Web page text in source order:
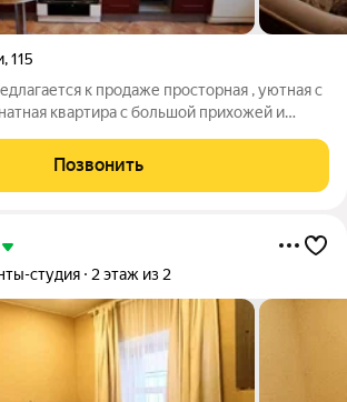
,115
к продаже просторная , уютная с
квартира с большой прихожей и
в 5-ти этажном доме на первом этаже ,
и подъем
Позвонить
студия 2 этаж из 2